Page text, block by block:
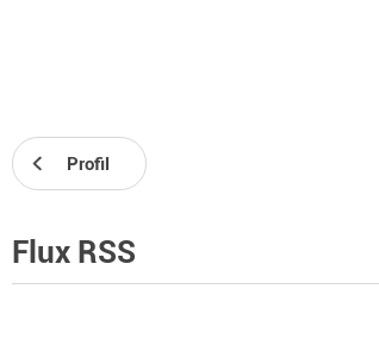
Profil
Flux RSS